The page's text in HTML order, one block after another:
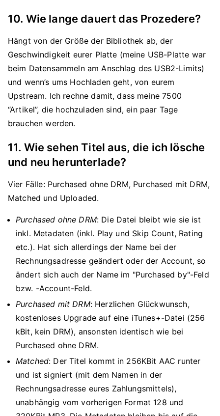
10. Wie lange dauert das Prozedere?
Hängt von der Größe der Bibliothek ab, der
Geschwindigkeit eurer Platte (meine USB-Platte war
beim Datensammeln am Anschlag des USB2-Limits)
und wenn’s ums Hochladen geht, von eurem
Upstream. Ich rechne damit, dass meine 7500
“Artikel”, die hochzuladen sind, ein paar Tage
brauchen werden.
11. Wie sehen Titel aus, die ich lösche
und neu herunterlade?
Vier Fälle: Purchased ohne DRM, Purchased mit DRM,
Matched und Uploaded.
Purchased ohne DRM: Die Datei bleibt wie sie ist
inkl. Metadaten (inkl. Play und Skip Count, Rating
etc.). Hat sich allerdings der Name bei der
Rechnungsadresse geändert oder der Account, so
ändert sich auch der Name im "Purchased by"-Feld
bzw. -Account-Feld.
Purchased mit DRM: Herzlichen Glückwunsch,
kostenloses Upgrade auf eine iTunes+-Datei (256
kBit, kein DRM), ansonsten identisch wie bei
Purchased ohne DRM.
Matched: Der Titel kommt in 256KBit AAC runter
und ist signiert (mit dem Namen in der
Rechnungsadresse eures Zahlungsmittels),
unabhängig vom vorherigen Format 128 und